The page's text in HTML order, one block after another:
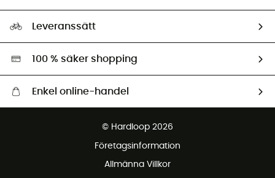
Ambassadörer
Miljöanpassat urval
Leveranssätt
100 % säker shopping
Enkel online-handel
© Hardloop 2026
Företagsinformation
Allmänna Villkor